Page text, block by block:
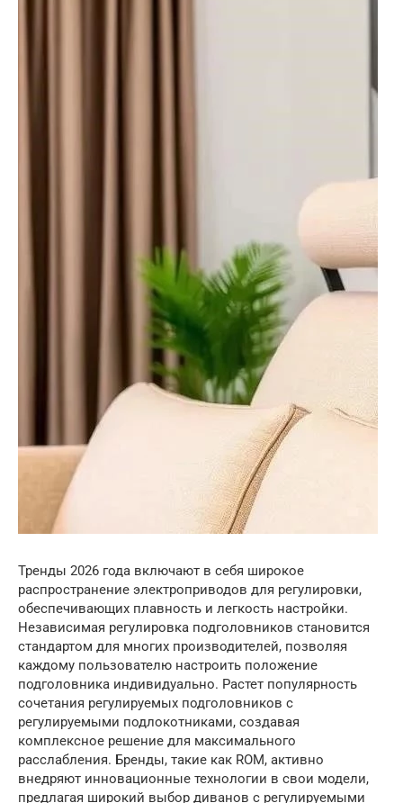
Тренды 2026 года включают в себя широкое
распространение электроприводов для регулировки,
обеспечивающих плавность и легкость настройки.
Независимая регулировка подголовников становится
стандартом для многих производителей, позволяя
каждому пользователю настроить положение
подголовника индивидуально. Растет популярность
сочетания регулируемых подголовников с
регулируемыми подлокотниками, создавая
комплексное решение для максимального
расслабления. Бренды, такие как ROM, активно
внедряют инновационные технологии в свои модели,
предлагая широкий выбор диванов с регулируемыми